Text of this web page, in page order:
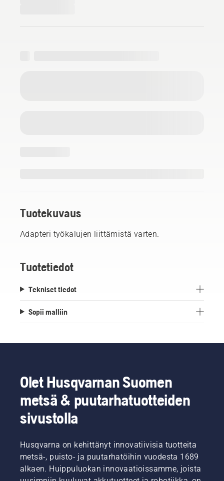
Tuotekuvaus
Adapteri työkalujen liittämistä varten.
Tuotetiedot
Tekniset tiedot
Sopii malliin
Olet Husqvarnan Suomen
metsä & puutarhatuotteiden
sivustolla
Husqvarna on kehittänyt innovatiivisia tuotteita
metsä-, puisto- ja puutarhatöihin vuodesta 1689
alkaen. Huippuluokan innovaatioissamme, joista